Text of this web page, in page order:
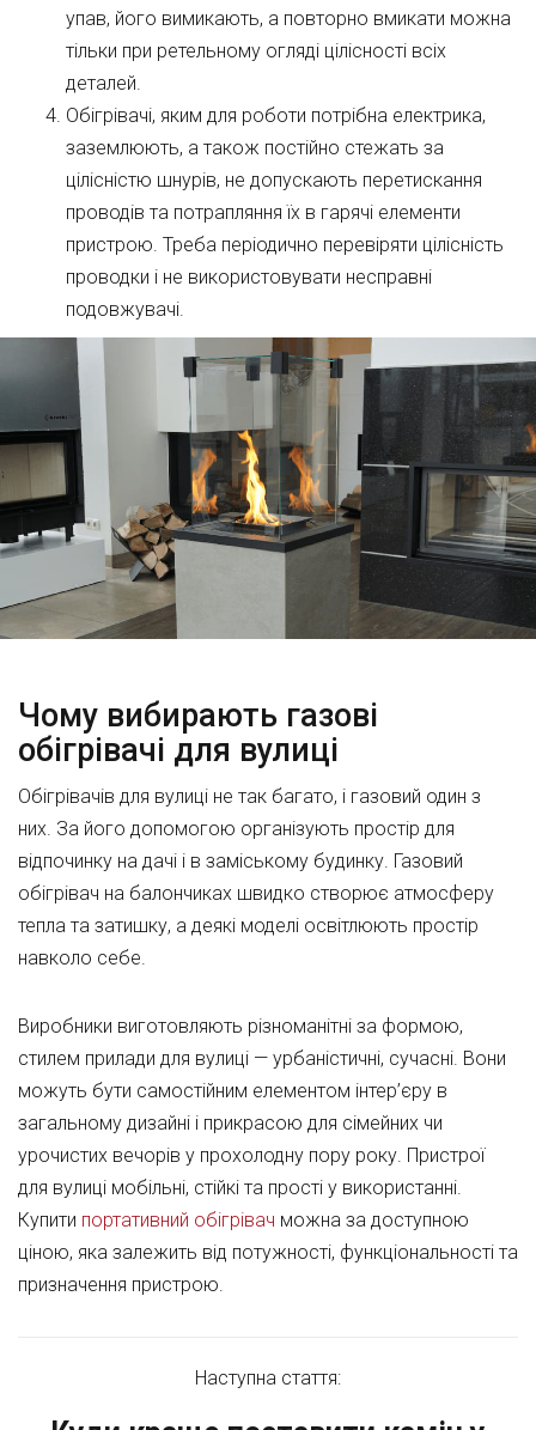
упав, його вимикають, а повторно вмикати можна
тільки при ретельному огляді цілісності всіх
деталей.
Обігрівачі, яким для роботи потрібна електрика,
заземлюють, а також постійно стежать за
цілісністю шнурів, не допускають перетискання
проводів та потрапляння їх в гарячі елементи
пристрою. Треба періодично перевіряти цілісність
проводки і не використовувати несправні
подовжувачі.
Чому вибирають газові
обігрівачі для вулиці
Обігрівачів для вулиці не так багато, і газовий один з
них. За його допомогою організують простір для
відпочинку на дачі і в заміському будинку. Газовий
обігрівач на балончиках швидко створює атмосферу
тепла та затишку, а деякі моделі освітлюють простір
навколо себе.
Виробники виготовляють різноманітні за формою,
стилем прилади для вулиці — урбаністичні, сучасні. Вони
можуть бути самостійним елементом інтер’єру в
загальному дизайні і прикрасою для сімейних чи
урочистих вечорів у прохолодну пору року. Пристрої
для вулиці мобільні, стійкі та прості у використанні.
Купити портативний обігрівач можна за доступною
ціною, яка залежить від потужності, функціональності та
призначення пристрою.
Наступна стаття: